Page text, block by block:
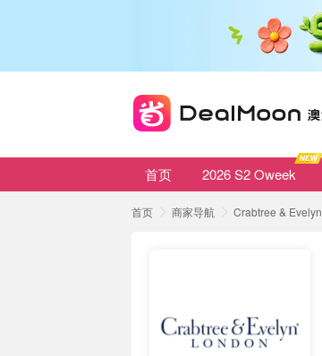
首页 2026 S2 Oweek
首页 商家导航 Crabtree & Evelyn